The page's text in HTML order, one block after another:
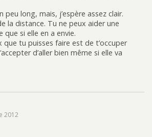
peu long, mais, j’espère assez clair.
la distance. Tu ne peux aider une
que si elle en a envie.
que tu puisses faire est de t’occuper
d’aller bien même si elle va
2012